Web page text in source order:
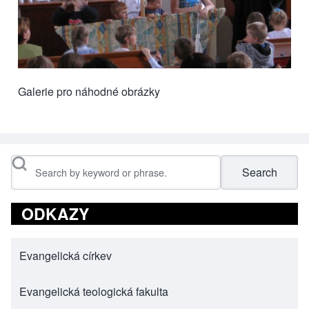
Galerie pro náhodné obrázky
Search
ODKAZY
Evangelická církev
(opens in new tab)
Evangelická teologická fakulta
(opens in new tab)